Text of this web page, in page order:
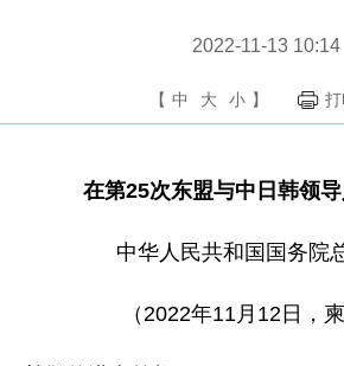
2022-11-13 10:14
【 中 大 小 】
在第25次东盟与中日韩领
中华人民共和国国务
（2022年11月12日，